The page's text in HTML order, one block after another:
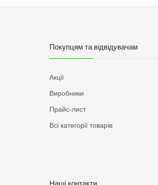
Покупцям та відвідувачам
Акції
Виробники
Прайс-лист
Всі категорії товарів
Наші контакти